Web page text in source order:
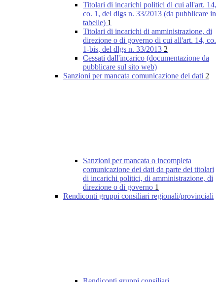
Titolari di incarichi politici di cui all'art. 14,
co. 1, del dlgs n. 33/2013 (da pubblicare in
tabelle) 1
Titolari di incarichi di amministrazione, di
direzione o di governo di cui all'art. 14, co.
1-bis, del dlgs n. 33/2013 2
Cessati dall'incarico (documentazione da
pubblicare sul sito web)
Sanzioni per mancata comunicazione dei dati 2
Sanzioni per mancata o incompleta
comunicazione dei dati da parte dei titolari
di incarichi politici, di amministrazione, di
direzione o di governo 1
Rendiconti gruppi consiliari regionali/provinciali